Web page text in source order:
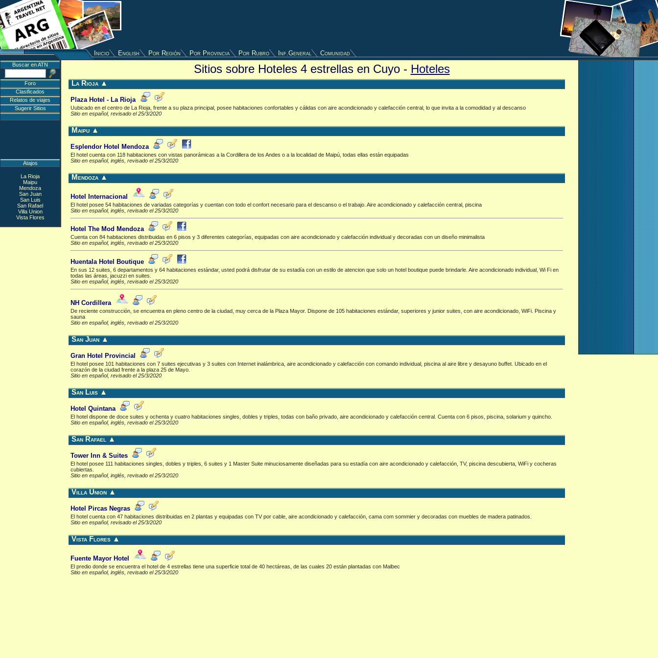
Inicio English Por Región Por Provincia Por Rubro Inf.General Comunidad
Sitios sobre Hoteles 4 estrellas en Cuyo - Hoteles
La Rioja ▲
Plaza Hotel - La Rioja
Uubicado en el centro de La Rioja, frente a su plaza principal, posee habitaciones confortables y cálidas con aire acondicionado y calefacción central, lo que invita a la comodidad y al descanso
Sitio en español, revisado el 25/3/2020
Maipu ▲
Esplendor Hotel Mendoza
El hotel cuenta con 118 habitaciones con vistas panorámicas a la Cordillera de los Andes o a la localidad de Maipú, todas ellas están equipadas
Sitio en español, inglés, revisado el 25/3/2020
Mendoza ▲
Hotel Internacional
El hotel posee 54 habitaciones de variadas categorías y cuentan con todo el confort necesario para el descanso o el trabajo. Aire acondicionado y calefacción central, piscina
Sitio en español, inglés, revisado el 25/3/2020
Hotel The Mod Mendoza
Cuenta con 84 habitaciones distribuidas en 6 pisos y 3 diferentes categorías, equipadas con aire acondicionado y calefacción individual y decoradas con un diseño minimalista
Sitio en español, inglés, revisado el 25/3/2020
Huentala Hotel Boutique
En sus 12 suites, 6 departamentos y 64 habitaciones estándar, usted podrá disfrutar de su estadía con un estilo de atencion que solo un hotel boutique puede brindarle. Aire acondicionado individual, Wi Fi en
todas las áreas, jacuzzi en suites.
Sitio en español, inglés, revisado el 25/3/2020
NH Cordillera
De reciente construcción, se encuentra en pleno centro de la ciudad, muy cerca de la Plaza Mayor. Dispone de 105 habitaciones estándar, superiores y junior suites, con aire acondicionado, WiFi. Piscina y
sauna
Sitio en español, inglés, revisado el 25/3/2020
San Juan ▲
Gran Hotel Provincial
El hotel posee 101 habitaciones con 7 suites ejecutivas y 3 suites con Internet inalámbrica, aire acondicionado y calefacción con comando individual, piscina al aire libre y desayuno buffet. Ubicado en el
corazón de la ciudad frente a la plaza 25 de Mayo.
Sitio en español, revisado el 25/3/2020
San Luis ▲
Hotel Quintana
El hotel dispone de doce suites y ochenta y cuatro habitaciones singles, dobles y triples, todas con baño privado, aire acondicionado y calefacción central. Cuenta con 6 pisos, piscina, solarium y quincho.
Sitio en español, inglés, revisado el 25/3/2020
San Rafael ▲
Tower Inn & Suites
El hotel posee 111 habitaciones singles, dobles y triples, 6 suites y 1 Master Suite minuciosamente diseñadas para su estadía con aire acondicionado y calefacción, TV, piscina descubierta, WiFi y cocheras
cubiertas.
Sitio en español, inglés, revisado el 25/3/2020
Villa Union ▲
Hotel Pircas Negras
El hotel cuenta con 47 habitaciones distribuidas en 2 plantas y equipadas con TV por cable, aire acondicionado y calefacción, cama com sommier y decoradas con muebles de madera patinados.
Sitio en español, revisado el 25/3/2020
Vista Flores ▲
Fuente Mayor Hotel
El predio donde se encuentra el hotel de 4 estrellas tiene una superficie total de 40 hectáreas, de las cuales 20 están plantadas con Malbec
Sitio en español, inglés, revisado el 25/3/2020
Buscar en ATN
Foro
Clasificados
Relatos de viajes
Sugerir Sitios
Atajos
La Rioja
Maipu
Mendoza
San Juan
San Luis
San Rafael
Villa Union
Vista Flores